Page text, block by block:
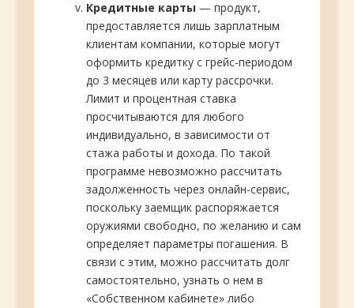
Кредитные карты — продукт,
предоставляется лишь зарплатным
клиентам компании, которые могут
оформить кредитку с грейс-периодом
до 3 месяцев или карту рассрочки.
Лимит и процентная ставка
просчитываются для любого
индивидуально, в зависимости от
стажа работы и дохода. По такой
программе невозможно рассчитать
задолженность через онлайн-сервис,
поскольку заемщик распоряжается
оружиями свободно, по желанию и сам
определяет параметры погашения. В
связи с этим, можно рассчитать долг
самостоятельно, узнать о нем в
«Собственном кабинете» либо